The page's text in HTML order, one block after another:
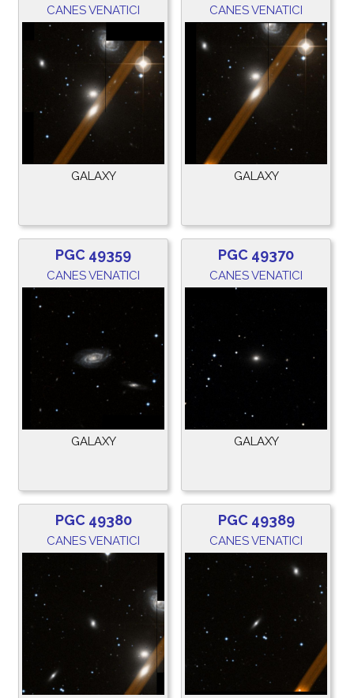
CANES VENATICI
GALAXY
CANES VENATICI
GALAXY
PGC 49359
CANES VENATICI
GALAXY
PGC 49370
CANES VENATICI
GALAXY
PGC 49380
CANES VENATICI
PGC 49389
CANES VENATICI